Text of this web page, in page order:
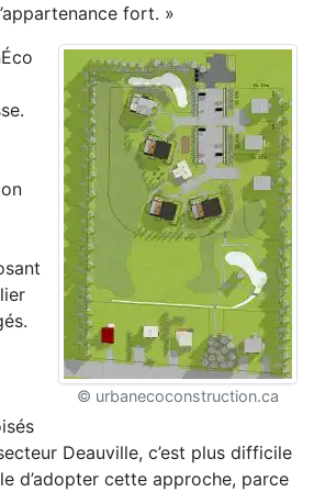
fort. »
© urbanecoconstruction.ca
Deauville, c’est plus difficile
d’adopter cette approche, parce